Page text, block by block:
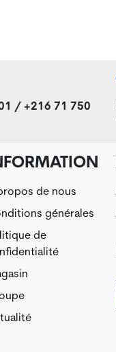
/ +216 71 750
de nous
générales
de